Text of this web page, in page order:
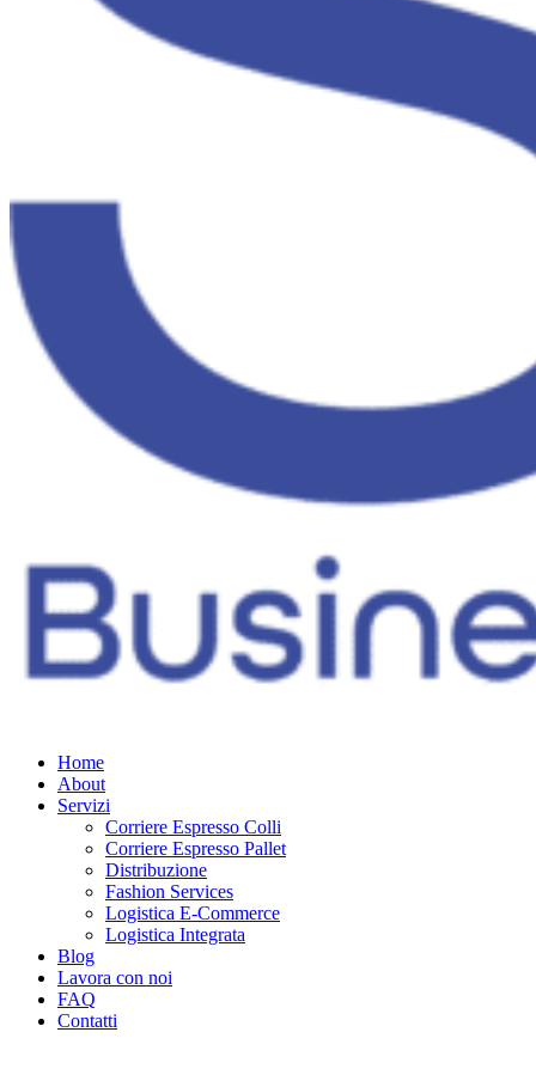
Home
About
Servizi
Corriere Espresso Colli
Corriere Espresso Pallet
Distribuzione
Fashion Services
Logistica E-Commerce
Logistica Integrata
Blog
Lavora con noi
FAQ
Contatti